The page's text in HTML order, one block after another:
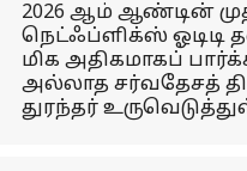
2026 ஆம் ஆண்டின்
நெட்ஃப்ளிக்ஸ்
மிக அதிகமாகப்
அல்லாத சர்வதேசத்
துரந்தர்